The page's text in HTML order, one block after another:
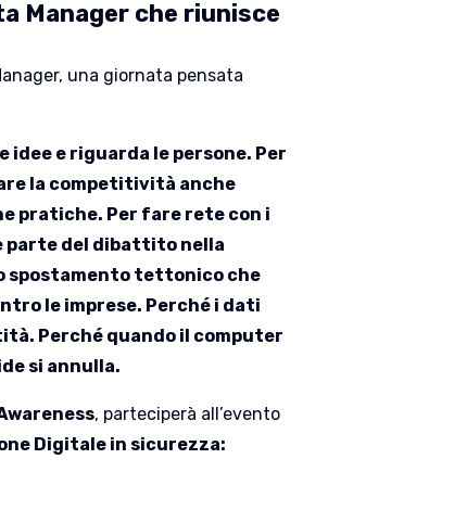
Manager che riunisce
una giornata pensata
idee e riguarda le persone. Per
la competitività anche
pratiche. Per fare rete con i
parte del dibattito nella
spostamento tettonico che
le imprese. Perché i dati
Perché quando il computer
si annulla.
, parteciperà all’evento
Digitale in sicurezza: